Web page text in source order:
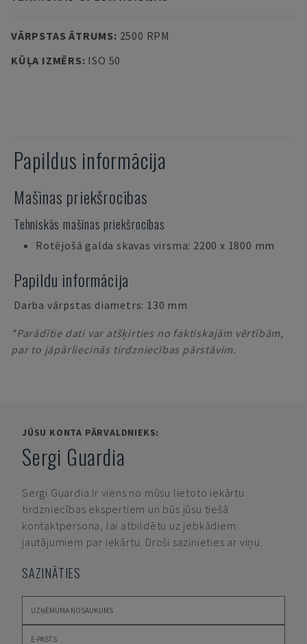
VĀRPSTAS ĀTRUMS: 2500 RPM
KŪĻA IZMĒRS: ISO 50
Papildus informācija
Mašīnas priekšrocības
Tehniskās mašīnas priekšrocības
Rotējošā galda skavas virsma: 2200 x 1800 mm
Papildu informācija
Darba vārpstas diametrs: 130 mm
*Parādītie dati var atšķirties no faktiskajām vērtībām,
par to jāpārliecinās tirdzniecības pārstāvim.
JŪSU KONTA PĀRVALDNIEKS:
Sergi Guardia
Sergi Guardia Ir viens no mūsu lietoto iekārtu
tirdzniecības ekspertiem un būs jūsu tiešā
kontaktpersona, lai atbildētu uz jebkādiem
jautājumiem par iekārtu. Droši sazinieties ar viņu.
SAZINĀTIES